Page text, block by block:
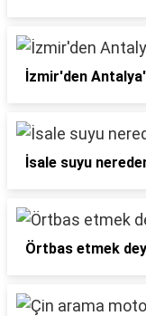
İzmir'den
İsale suyu
Örtbas etmek